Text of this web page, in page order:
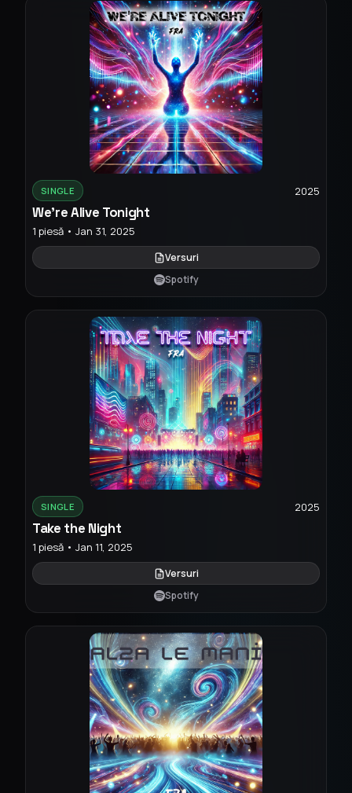
SINGLE 2025
We're Alive Tonight
1 piesă • Jan 31, 2025
Versuri
Spotify
SINGLE 2025
Take the Night
1 piesă • Jan 11, 2025
Versuri
Spotify